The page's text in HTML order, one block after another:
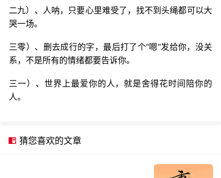
二九）、人呐，只要心里难受了，找不到头绳都可以大
哭一场。
三零）、删去成行的字，最后打了个“嗯”发给你，没关
系，不是所有的情绪都要告诉你。
三一）、世界上最爱你的人，就是舍得花时间陪你的
人。
猜您喜欢的文章